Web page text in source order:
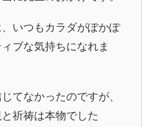
いつもカラダがぽかぽ
ブな気持ちになれま
てなかったのですが、
祈祷は本物でした